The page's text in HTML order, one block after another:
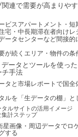
関連で需要が高まりや
ビスアパートメント・短
宅・中長期滞在者向けレ
ータセンターなど間接的
が続くエリア・物件の条
ータとツールを使っ
チ手法
タと市場レポートで国全
ルを「生データの棚」と
タルサイトの活用イメージ
集計ステップ
星画像・周辺データでロ
する